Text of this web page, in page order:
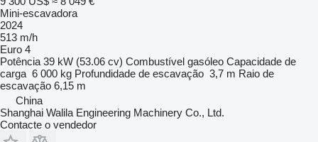
Mini-escavadora
2024
513 m/h
Euro 4
Potência 39 kW (53.06 cv) Combustível gasóleo Capacidade de
carga 6 000 kg Profundidade de escavação 3,7 m Raio de
escavação 6,15 m
China
Shanghai Walila Engineering Machinery Co., Ltd.
Contacte o vendedor